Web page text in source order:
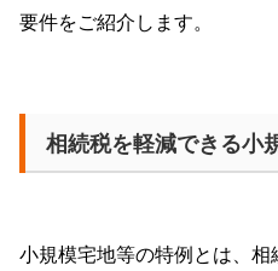
要件をご紹介します。
相続税を軽減できる小
小規模宅地等の特例とは、